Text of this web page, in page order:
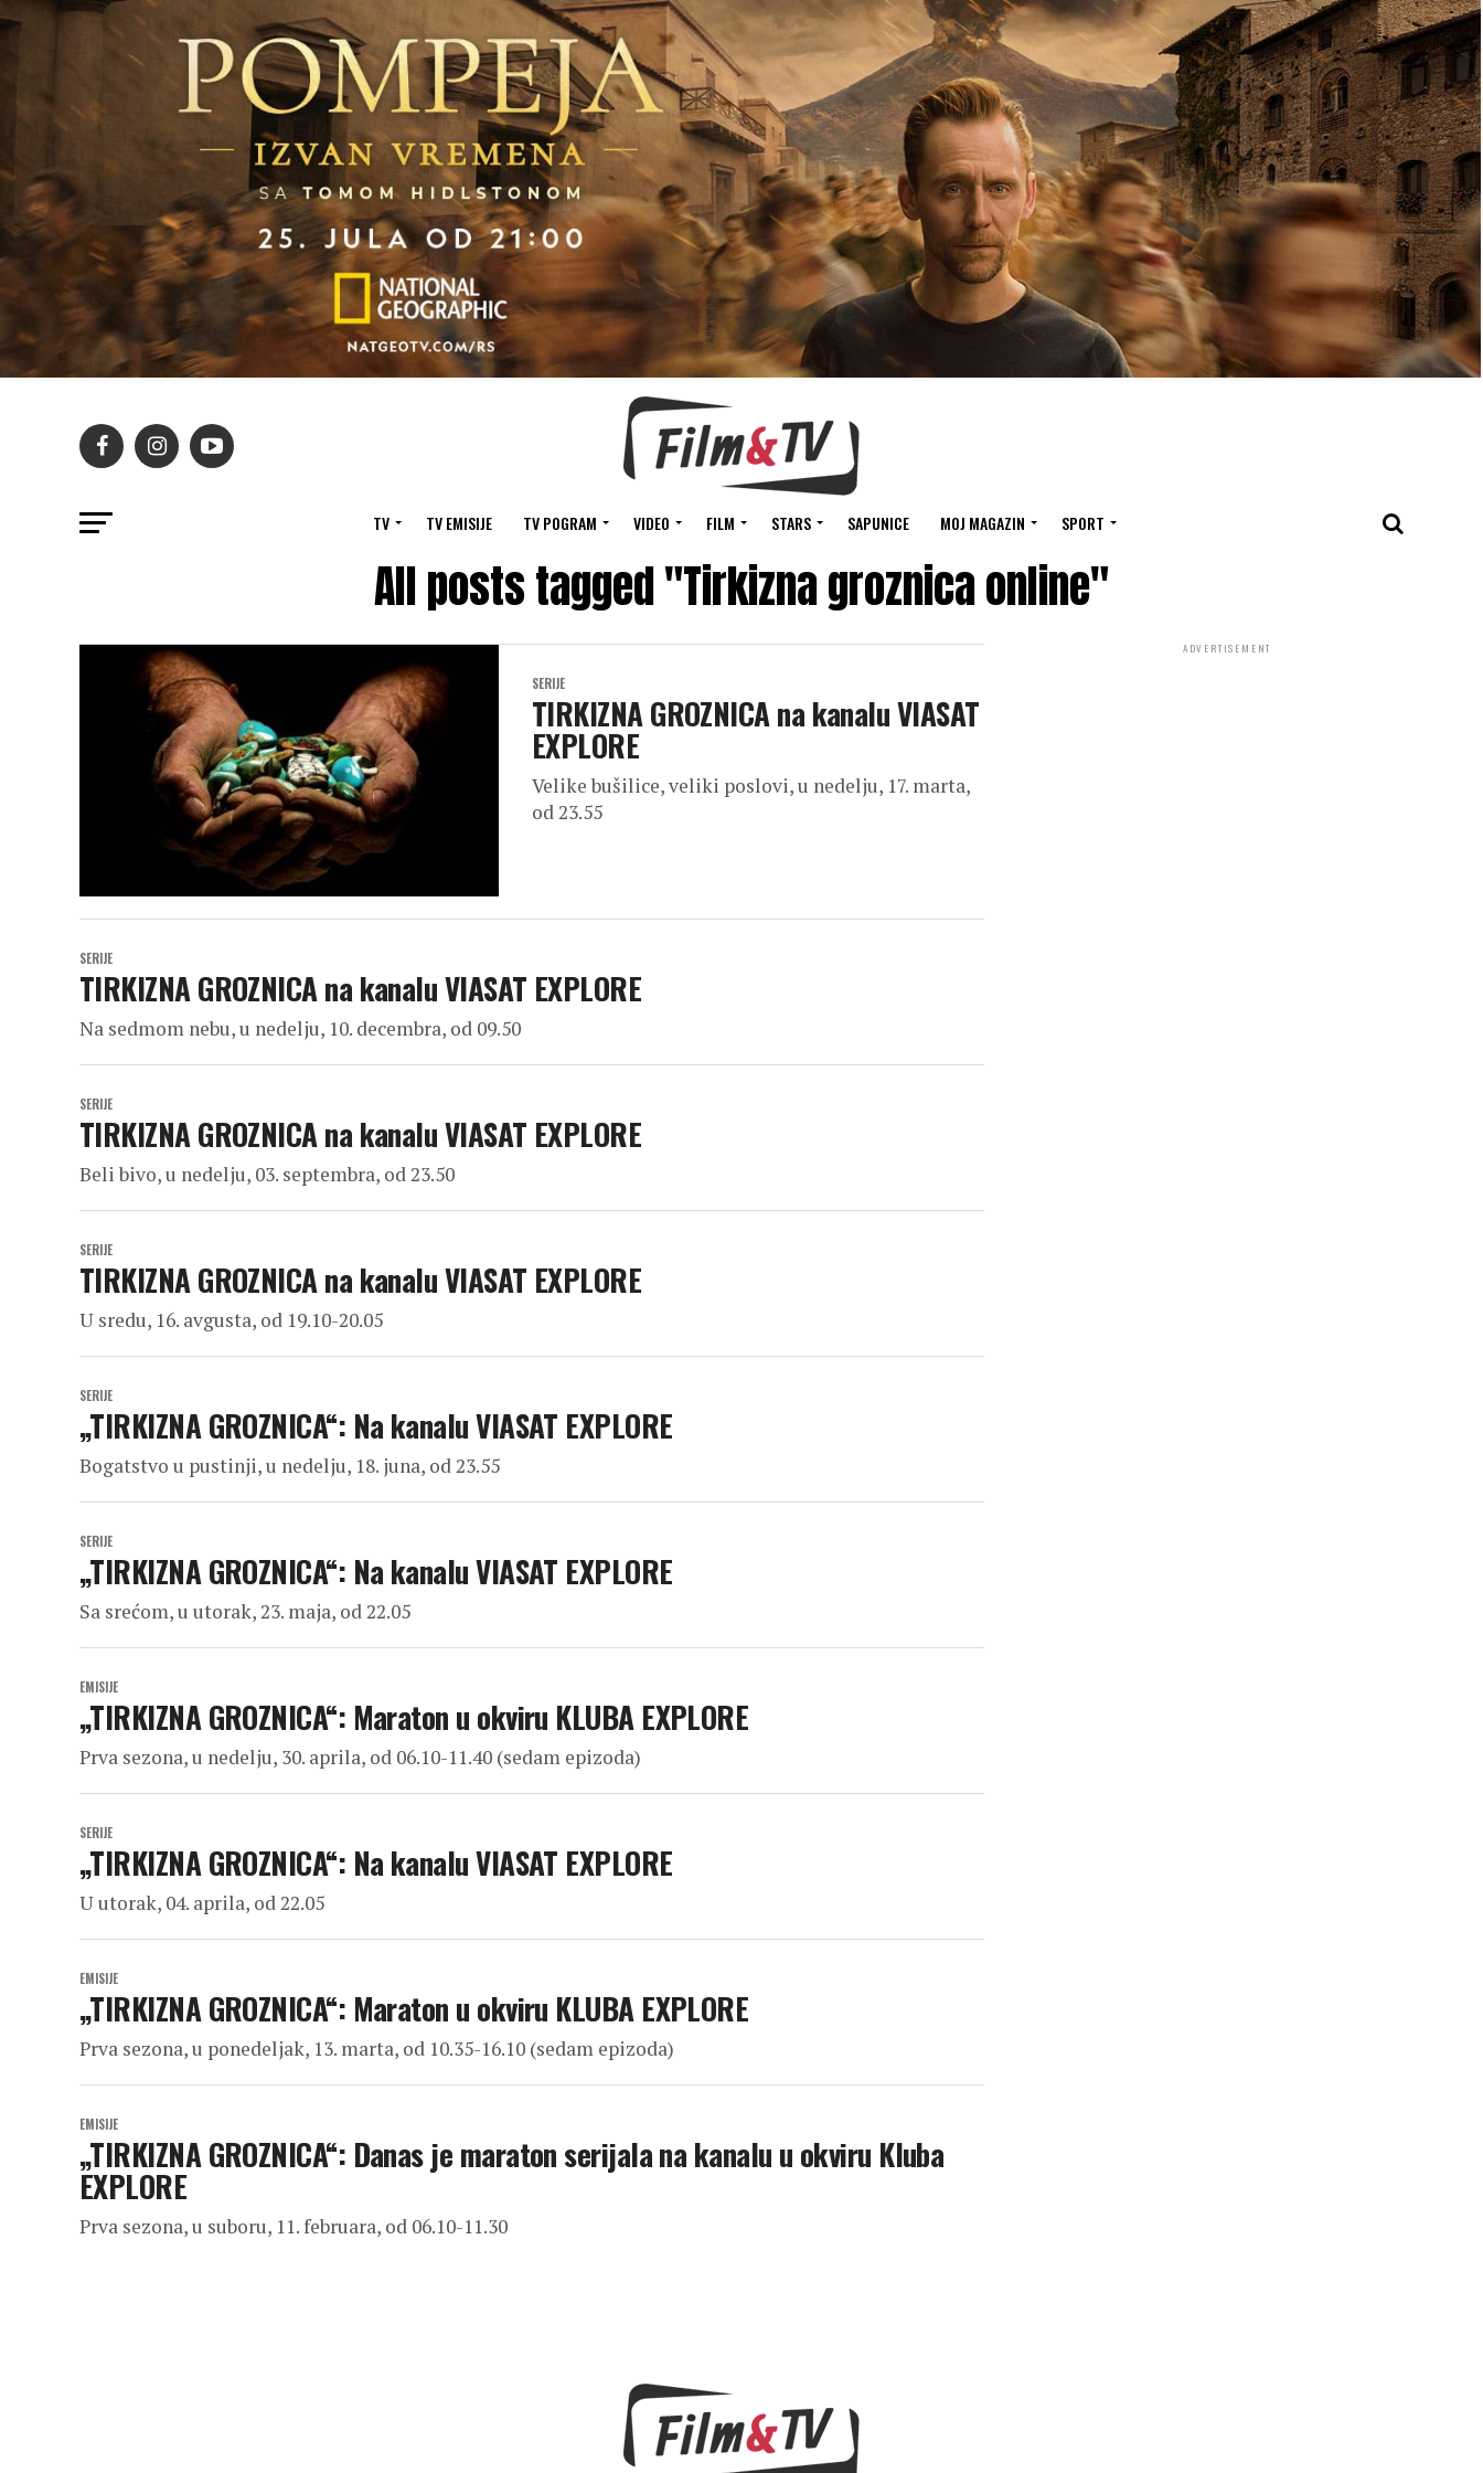
TV TV EMISIJE TV POGRAM VIDEO FILM STARS SAPUNICE MOJ MAGAZIN SPORT
All posts tagged "Tirkizna groznica online"
SERIJE
TIRKIZNA GROZNICA na kanalu VIASAT
EXPLORE
Velike bušilice, veliki poslovi, u nedelju, 17. marta,
od 23.55
SERIJE
TIRKIZNA GROZNICA na kanalu VIASAT EXPLORE
Na sedmom nebu, u nedelju, 10. decembra, od 09.50
SERIJE
TIRKIZNA GROZNICA na kanalu VIASAT EXPLORE
Beli bivo, u nedelju, 03. septembra, od 23.50
SERIJE
TIRKIZNA GROZNICA na kanalu VIASAT EXPLORE
U sredu, 16. avgusta, od 19.10-20.05
SERIJE
„TIRKIZNA GROZNICA“: Na kanalu VIASAT EXPLORE
Bogatstvo u pustinji, u nedelju, 18. juna, od 23.55
SERIJE
„TIRKIZNA GROZNICA“: Na kanalu VIASAT EXPLORE
Sa srećom, u utorak, 23. maja, od 22.05
EMISIJE
„TIRKIZNA GROZNICA“: Maraton u okviru KLUBA EXPLORE
Prva sezona, u nedelju, 30. aprila, od 06.10-11.40 (sedam epizoda)
SERIJE
„TIRKIZNA GROZNICA“: Na kanalu VIASAT EXPLORE
U utorak, 04. aprila, od 22.05
EMISIJE
„TIRKIZNA GROZNICA“: Maraton u okviru KLUBA EXPLORE
Prva sezona, u ponedeljak, 13. marta, od 10.35-16.10 (sedam epizoda)
EMISIJE
„TIRKIZNA GROZNICA“: Danas je maraton serijala na kanalu u okviru Kluba
EXPLORE
Prva sezona, u suboru, 11. februara, od 06.10-11.30
ADVERTISEMENT